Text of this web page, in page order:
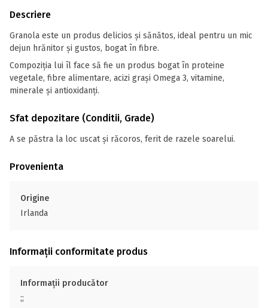
Descriere
Granola este un produs delicios și sănătos, ideal pentru un mic
dejun hrănitor și gustos, bogat în fibre.
Compoziția lui îl face să fie un produs bogat în proteine
vegetale, fibre alimentare, acizi grași Omega 3, vitamine,
minerale și antioxidanți.
Sfat depozitare (Conditii, Grade)
A se păstra la loc uscat și răcoros, ferit de razele soarelui.
Provenienta
Origine
Irlanda
Informații conformitate produs
Informații producător
;;